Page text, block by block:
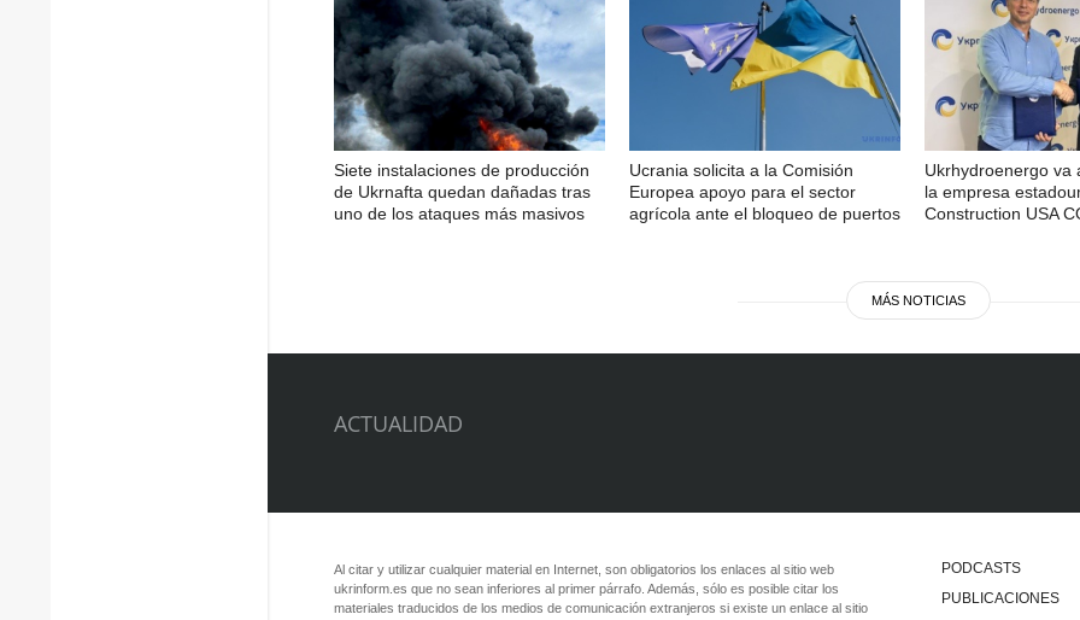
Siete instalaciones de producción
de Ukrnafta quedan dañadas tras
uno de los ataques más masivos
Ucrania solicita a la Comisión
Europea apoyo para el sector
agrícola ante el bloqueo de puertos
Ukrhydroenergo va
la empresa
Construction USA
MÁS NOTICIAS
ACTUALIDAD
PODCASTS
PUBLICACIONES
Al citar y utilizar cualquier material en Internet, son obligatorios los enlaces al sitio web
ukrinform.es que no sean inferiores al primer párrafo. Además, sólo es posible citar los
materiales traducidos de los medios de comunicación extranjeros si existe un enlace al sitio